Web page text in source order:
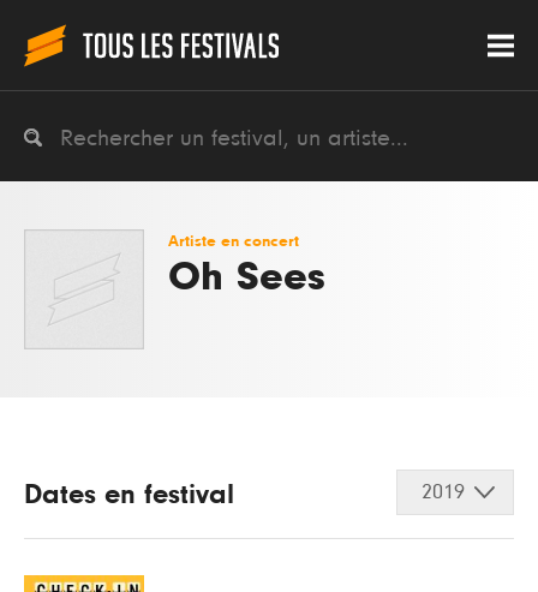
Artiste en concert
Oh Sees
Dates en festival 2019